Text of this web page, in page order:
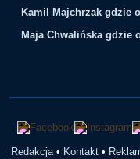
Kamil Majchrzak gdzie
Maja Chwalińska gdzie
Redakcja • Kontakt •